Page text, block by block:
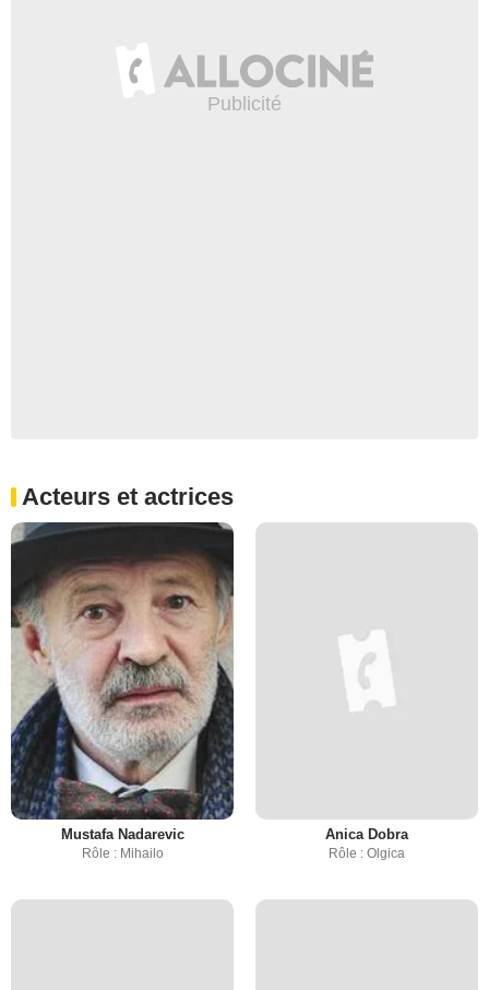
Acteurs et actrices
Mustafa Nadarevic
Rôle : Mihailo
Anica Dobra
Rôle : Olgica